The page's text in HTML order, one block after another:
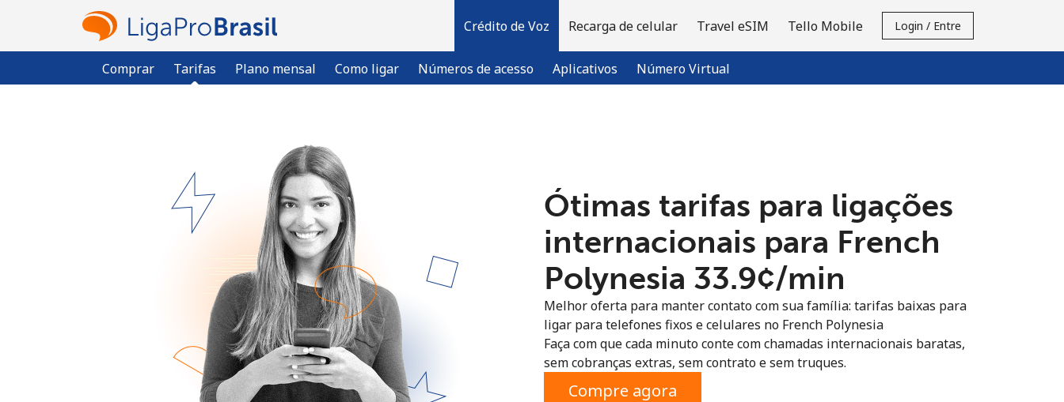
Crédito de Voz
Comprar Tarifas Plano mensal Como ligar Números de acesso Aplicativos Número Virtual
Recarga de celular Travel eSIM Tello Mobile Login / Entre
Já tem uma conta?ENTRE →
Entrar com
Ótimas tarifas para ligações
internacionais para French
Polynesia ⁦33.9¢⁩/min
Melhor oferta para manter contato com sua família: tarifas baixas para
ligar para telefones fixos e celulares no French Polynesia
Faça com que cada minuto conte com chamadas internacionais baratas,
sem cobranças extras, sem contrato e sem truques.
Compre agora